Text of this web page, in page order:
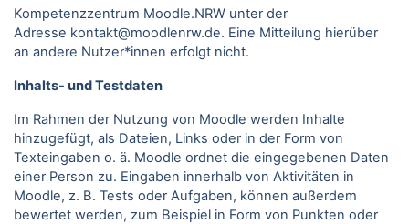
Kompetenzzentrum Moodle.NRW unter der
Adresse kontakt@moodlenrw.de. Eine Mitteilung hierüber
an andere Nutzer*innen erfolgt nicht.
Inhalts- und Testdaten
Im Rahmen der Nutzung von Moodle werden Inhalte
hinzugefügt, als Dateien, Links oder in der Form von
Texteingaben o. ä. Moodle ordnet die eingegebenen Daten
einer Person zu. Eingaben innerhalb von Aktivitäten in
Moodle, z. B. Tests oder Aufgaben, können außerdem
bewertet werden, zum Beispiel in Form von Punkten oder